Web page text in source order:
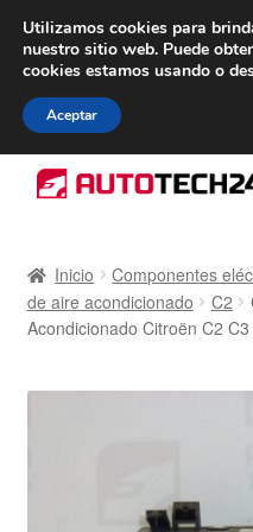
De lunes a
navegación
al
Caja registradora
Inicio Componentes
de aire acondicionado
C2
Acondicionado Citroën C2
Utilizamos cookies para
nuestro sitio web. Puede
cookies estamos usando o
Aceptar